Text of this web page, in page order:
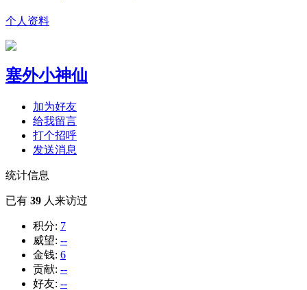
个人资料
塞外小神仙
加为好友
给我留言
打个招呼
发送消息
统计信息
已有 39 人来访过
积分: 7
威望: --
金钱: 6
贡献: --
好友: --